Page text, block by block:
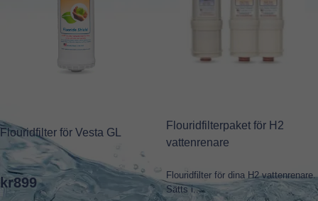
Flouridfilter för Vesta GL
kr899
Flouridfilterpaket för H2
vattenrenare
Flouridfilter för dina H2 vattenrenare.
Sätts i...